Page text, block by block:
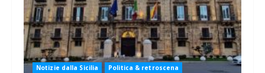
Notizie dalla Sicilia Politica & retroscena